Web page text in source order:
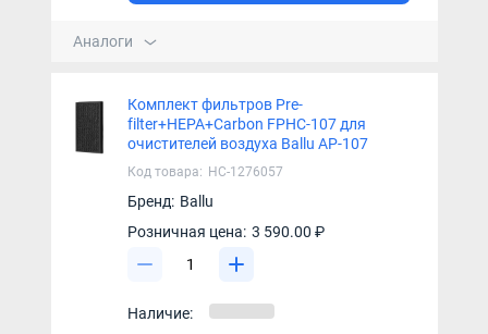
Аналоги
Комплект фильтров Pre-
filter+HEPA+Carbon FPHC-107 для
очистителей воздуха Ballu AP-107
Код товара: НС-1276057
Бренд: Ballu
Розничная цена: 3 590.00 ₽
Наличие: